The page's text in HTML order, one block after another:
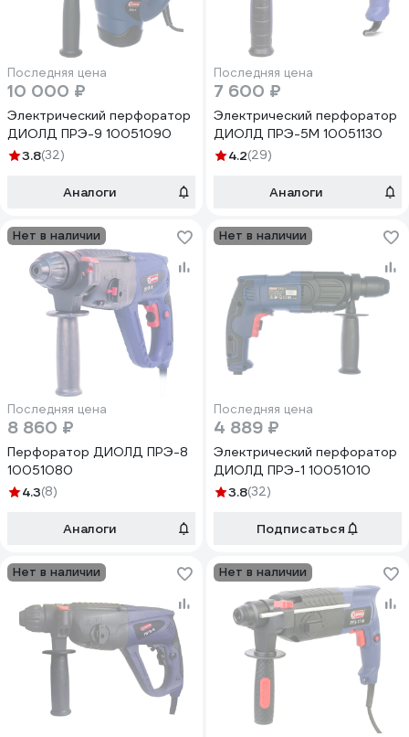
Последняя цена
10 000 ₽
Электрический перфоратор
ДИОЛД ПРЭ-9 10051090
3.8(32)
Аналоги
Последняя цена
7 600 ₽
Электрический перфоратор
ДИОЛД ПРЭ-5М 10051130
4.2(29)
Аналоги
Нет в наличии
Последняя цена
8 860 ₽
Перфоратор ДИОЛД ПРЭ-8
10051080
4.3(8)
Аналоги
Нет в наличии
Последняя цена
4 889 ₽
Электрический перфоратор
ДИОЛД ПРЭ-1 10051010
3.8(32)
Подписаться
Нет в наличии Нет в наличии